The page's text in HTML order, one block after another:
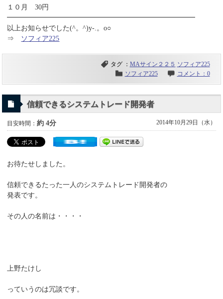
１０月 30円
━━━━━━━━━━━━━━━━━━━━━━━━━━━
以上お知らせでした(^。^)y-.。o○
⇒
ソフィア225
タグ ： MAサイン２２５ ソフィア225
ソフィア225
コメント：0
信頼できるシステムトレード開発者
目安時間：約 4分 2014年10月29日（水）
お待たせしました。
信頼できるたった一人のシステムトレード開発者の
発表です。
その人の名前は・・・・
上野たけし
っていうのは冗談です。